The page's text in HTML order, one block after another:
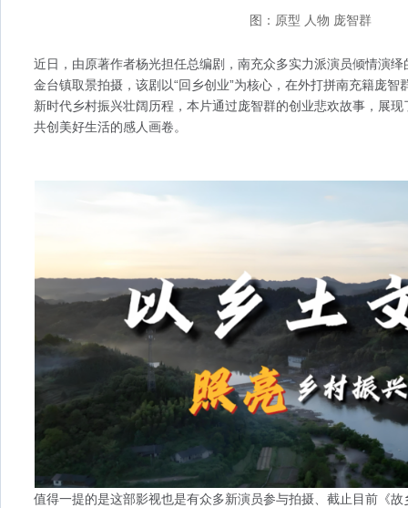
图：原型 人物 庞智群
近日，由原著作者杨光担任总编剧，南充众多实力派演员倾情演
金台镇取景拍摄，该剧以“回乡创业”为核心，在外打拼南充籍庞智
新时代乡村振兴壮阔历程，本片通过庞智群的创业悲欢故事，展
共创美好生活的感人画卷。
值得一提的是这部影视也是有众多新演员参与拍摄、截止目前《